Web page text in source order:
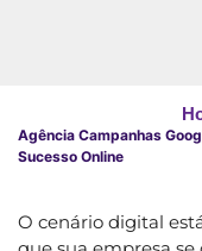
Agência Campanhas
Sucesso Online
O cenário digital